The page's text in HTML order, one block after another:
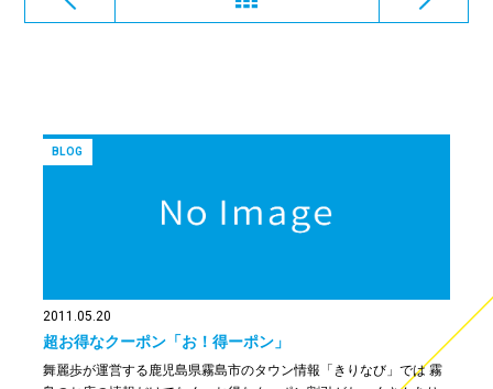
2011.05.20
超お得なクーポン「お！得ーポン」
舞麗歩が運営する鹿児島県霧島市のタウン情報「きりなび」では 霧
BLOG